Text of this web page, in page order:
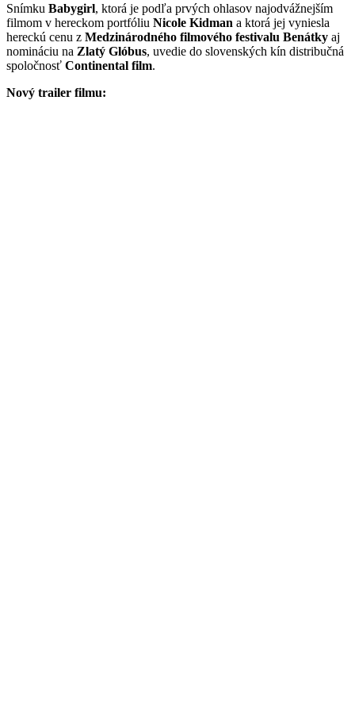
Snímku Babygirl, ktorá je podľa prvých ohlasov najodvážnejším
filmom v hereckom portfóliu Nicole Kidman a ktorá jej vyniesla
hereckú cenu z Medzinárodného filmového festivalu Benátky aj
nomináciu na Zlatý Glóbus, uvedie do slovenských kín distribučná
spoločnosť Continental film.
Nový trailer filmu: